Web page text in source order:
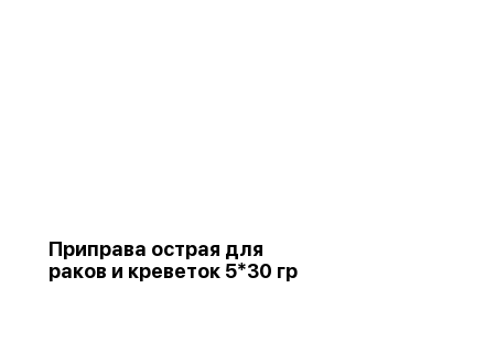
Приправа острая для
раков и креветок 5*30 гр